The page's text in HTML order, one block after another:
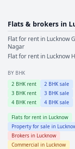
Flats & brokers in
Flat for rent in Lucknow
Nagar
Flat for rent in Lucknow
BY BHK
2 BHK rent 2 BHK sale
3 BHK rent 3 BHK sale
4 BHK rent 4 BHK sale
Flats for rent in Lucknow
Property for sale in
Brokers in Lucknow
Commercial in Lucknow